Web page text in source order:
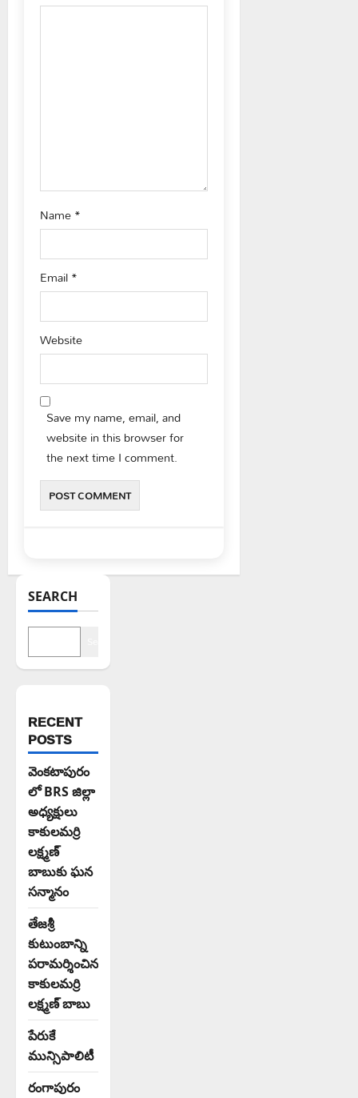
g
n
Name*
Email*
Website
Save my name, email, and
website in this browser for
the next time I comment.
SEARCH
RECENT
POSTS
వెంకటాపురం
లో BRS జిల్లా
అధ్యక్షులు
కాకులమర్రి
లక్ష్మణ్
బాబుకు ఘన
సన్మానం
తేజశ్రీ
కుటుంబాన్ని
పరామర్శించిన
కాకులమర్రి
లక్ష్మణ్ బాబు
పేరుకే
మున్సిపాలిటీ
రంగాపురం